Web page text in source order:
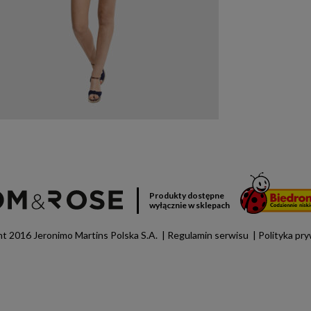
Produkty dostępne
wyłącznie w sklepach
2016 Jeronimo Martins Polska S.A. Regulamin serwisu Polityka